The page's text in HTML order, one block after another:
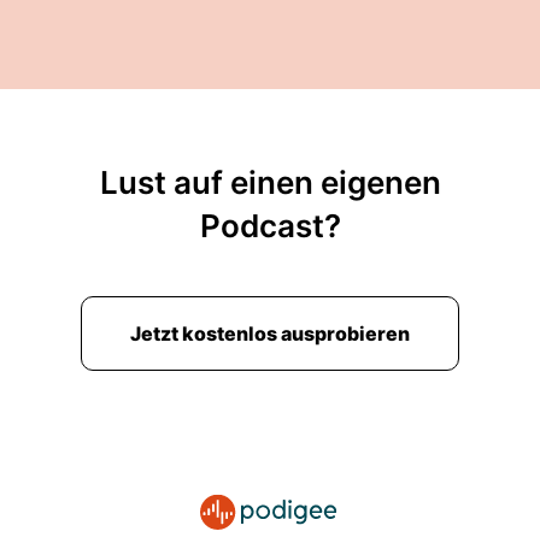
Lust auf einen eigenen
Podcast?
Jetzt kostenlos ausprobieren